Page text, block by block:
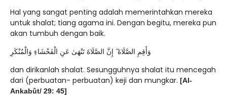
Hal yang sangat penting adalah memerintahkan mereka
untuk shalat; tiang agama ini. Dengan begitu, mereka pun
akan tumbuh dengan baik.
وَأَقِمِ الصَّلَاةَ ۖ إِنَّ الصَّلَاةَ تَنْهَىٰ عَنِ الْفَحْشَاءِ وَالْمُنْكَرِ
dan dirikanlah shalat. Sesungguhnya shalat itu mencegah
dari (perbuatan- perbuatan) keji dan mungkar. [Al-
Ankabût/ 29: 45]